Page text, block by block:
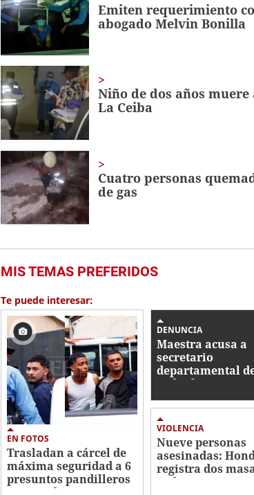
Emiten requerimiento
abogado Melvin Bonilla
Niño de dos años
La Ceiba
Cuatro personas
de gas
MIS TEMAS PREFERIDOS
Te puede interesar:
EN FOTOS
Trasladan a cárcel de
máxima seguridad a 6
presuntos pandilleros
DENUNCIA
Maestra acusa a
secretario
departamental
pedir favores
a cambio de una
VIOLENCIA
Nueve personas
asesinadas:
registra dos
en los primeros